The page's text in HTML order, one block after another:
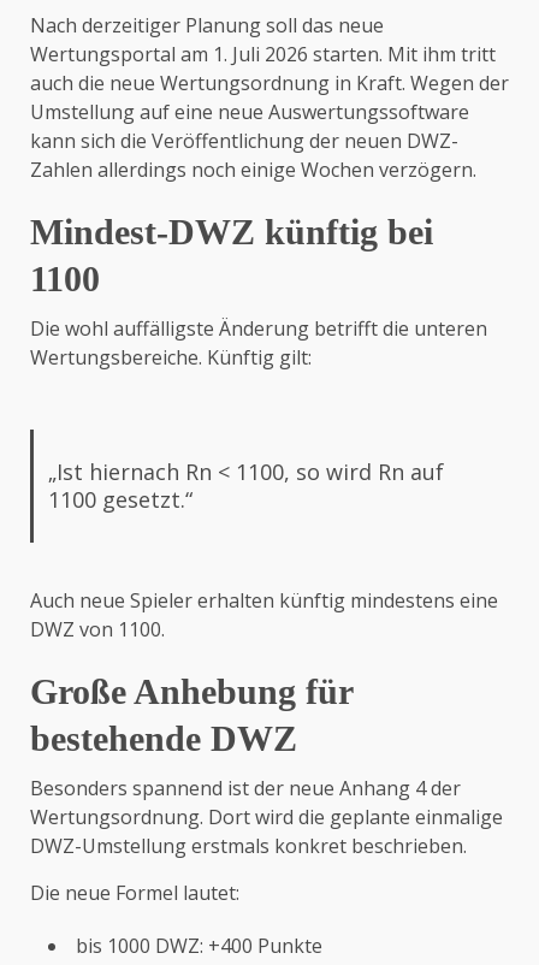
Nach derzeitiger Planung soll das neue
Wertungsportal am 1. Juli 2026 starten. Mit ihm tritt
auch die neue Wertungsordnung in Kraft. Wegen der
Umstellung auf eine neue Auswertungssoftware
kann sich die Veröffentlichung der neuen DWZ-
Zahlen allerdings noch einige Wochen verzögern.
Mindest-DWZ künftig bei
1100
Die wohl auffälligste Änderung betrifft die unteren
Wertungsbereiche. Künftig gilt:
„Ist hiernach Rn < 1100, so wird Rn auf
1100 gesetzt.“
Auch neue Spieler erhalten künftig mindestens eine
DWZ von 1100.
Große Anhebung für
bestehende DWZ
Besonders spannend ist der neue Anhang 4 der
Wertungsordnung. Dort wird die geplante einmalige
DWZ-Umstellung erstmals konkret beschrieben.
Die neue Formel lautet:
bis 1000 DWZ: +400 Punkte